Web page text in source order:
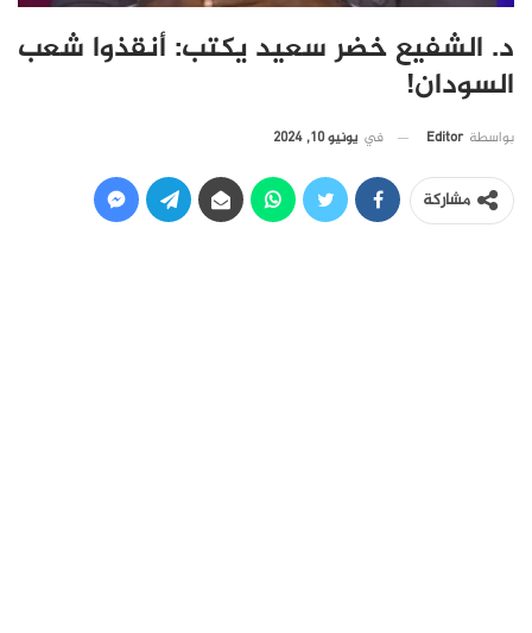
د. الشفيع خضر سعيد يكتب: أنقذوا شعب
السودان!
بواسطة Editor في يونيو 10, 2024
مشاركة